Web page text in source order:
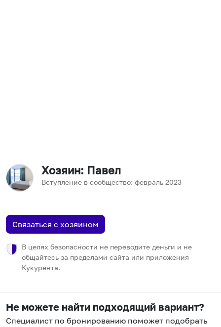
Хозяин: Павел
Вступление в сообщество: февраль 2023
Связаться с хозяином
В целях безопасности не переводите деньги и не
общайтесь за пределами сайта или приложения
Кукурента.
Не можете найти подходящий вариант?
Специалист по бронированию поможет подобрать